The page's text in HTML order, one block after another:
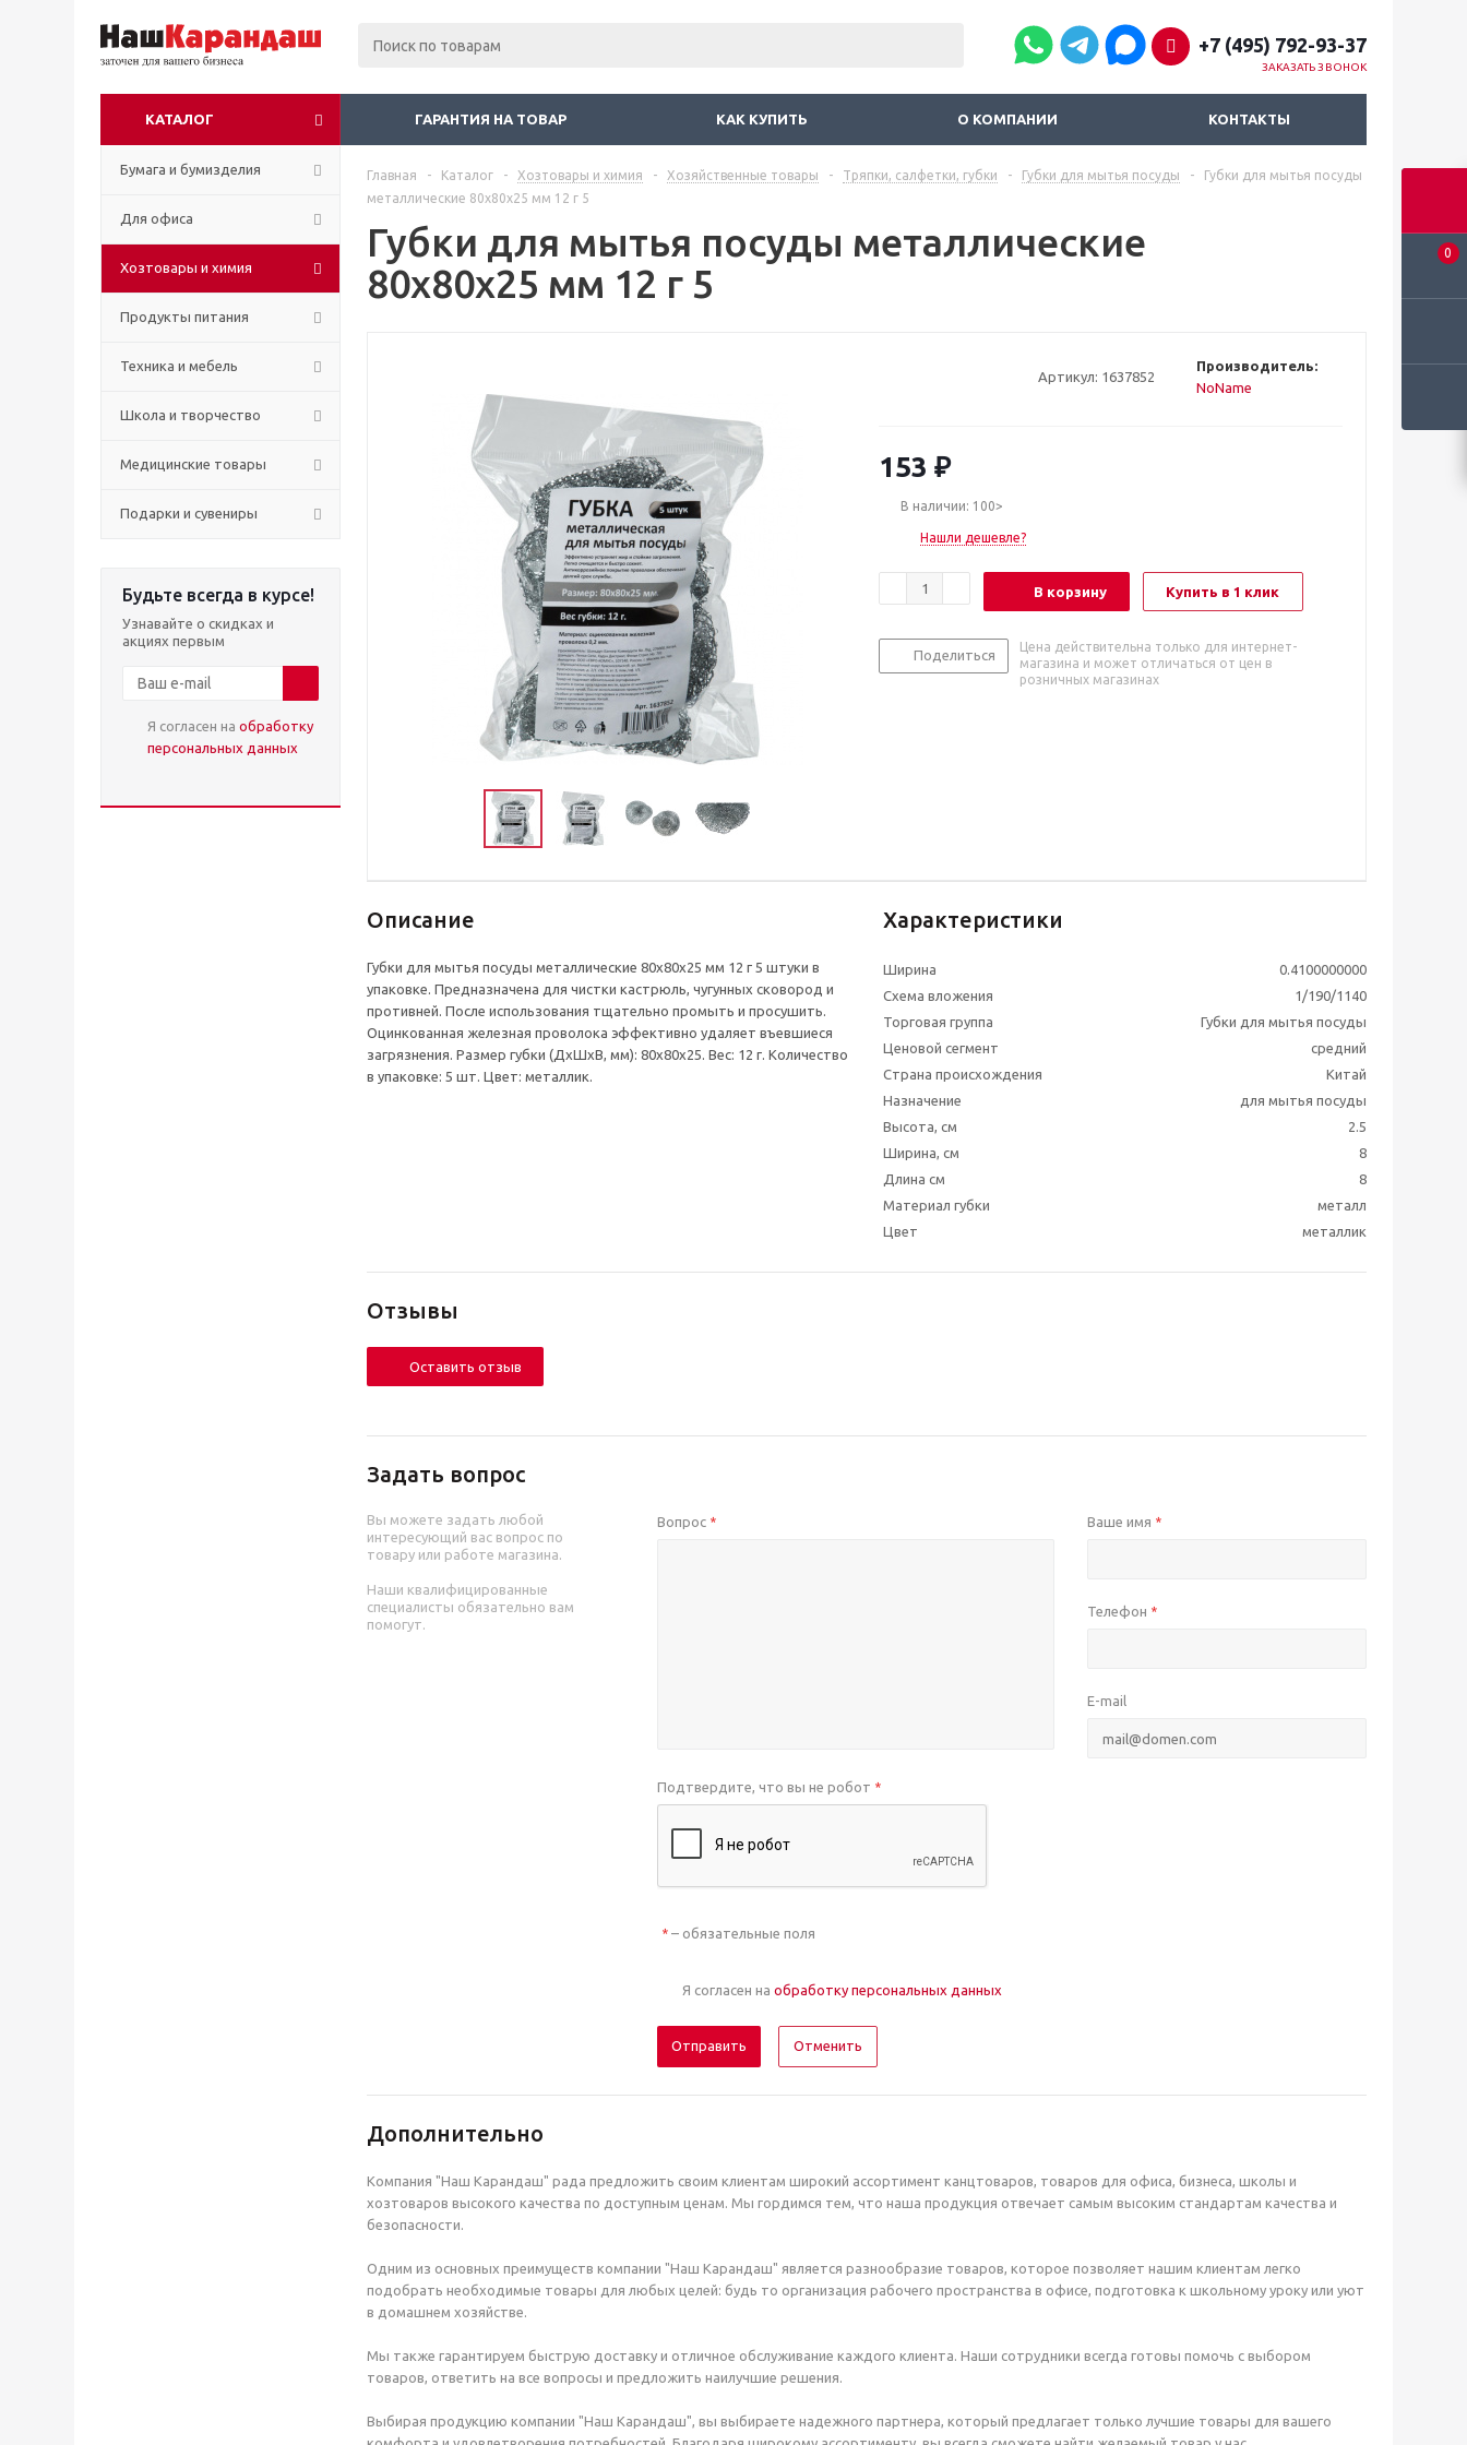
0
+7 (495) 792-93-37
ЗАКАЗАТЬ ЗВОНОК
КАТАЛОГ ГАРАНТИЯ НА ТОВАР КАК КУПИТЬ О КОМПАНИИ КОНТАКТЫ
Бумага и бумизделия
Для офиса
Хозтовары и химия
Продукты питания
Техника и мебель
Школа и творчество
Медицинские товары
Подарки и сувениры
Будьте всегда в курсе!
Узнавайте о скидках и
акциях первым
Я согласен на обработку
персональных данных
Главная - Каталог - Хозтовары и химия - Хозяйственные товары - Тряпки, салфетки, губки - Губки для мытья посуды -
Губки для мытья посуды
металлические 80x80x25 мм 12 г 5
Губки для мытья посуды металлические
80x80x25 мм 12 г 5
Артикул: 1637852
Производитель:
NoName
153 ₽
В наличии: 100>
Нашли дешевле?
В корзину Купить в 1 клик
Поделиться
Цена действительна только для интернет-
магазина и может отличаться от цен в
розничных магазинах
Описание
Губки для мытья посуды металлические 80x80x25 мм 12 г 5 штуки в
упаковке. Предназначена для чистки кастрюль, чугунных сковород и
противней. После использования тщательно промыть и просушить.
Оцинкованная железная проволока эффективно удаляет въевшиеся
загрязнения. Размер губки (ДхШхВ, мм): 80х80х25. Вес: 12 г. Количество
в упаковке: 5 шт. Цвет: металлик.
Характеристики
Ширина
0.4100000000
Схема вложения
1/190/1140
Торговая группа
Губки для мытья посуды
Ценовой сегмент
средний
Страна происхождения
Китай
Назначение
для мытья посуды
Высота, см
2.5
Ширина, см
8
Длина см
8
Материал губки
металл
Цвет
металлик
Отзывы
Оставить отзыв
Задать вопрос
Вы можете задать любой
интересующий вас вопрос по
товару или работе магазина.
Наши квалифицированные
специалисты обязательно вам
помогут.
Вопрос * Ваше имя *
Телефон *
E-mail
Подтвердите, что вы не робот *
*– обязательные поля
Я согласен на обработку персональных данных
Отменить
Дополнительно
Компания "Наш Карандаш" рада предложить своим клиентам широкий ассортимент канцтоваров, товаров для офиса, бизнеса, школы и
хозтоваров высокого качества по доступным ценам. Мы гордимся тем, что наша продукция отвечает самым высоким стандартам качества и
безопасности.
Одним из основных преимуществ компании "Наш Карандаш" является разнообразие товаров, которое позволяет нашим клиентам легко
подобрать необходимые товары для любых целей: будь то организация рабочего пространства в офисе, подготовка к школьному уроку или уют
в домашнем хозяйстве.
Мы также гарантируем быструю доставку и отличное обслуживание каждого клиента. Наши сотрудники всегда готовы помочь с выбором
товаров, ответить на все вопросы и предложить наилучшие решения.
Выбирая продукцию компании "Наш Карандаш", вы выбираете надежного партнера, который предлагает только лучшие товары для вашего